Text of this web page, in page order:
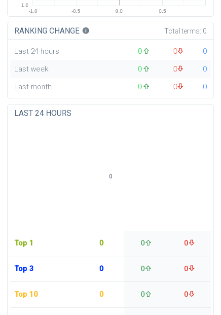
-1.0 -0.5 0.0 0.5
1.0
RANKING CHANGE info Total terms: 0
Last 24 hours 0 0
0
Last week
0 0
0
Last month
0 0 0
LAST 24 HOURS
Top 1 0 0 0
Top 3 0 0 0
Top 10 0 0 0
0